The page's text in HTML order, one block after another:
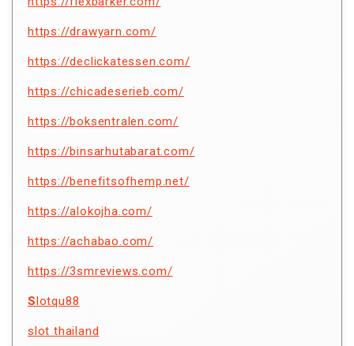
https://drawyarn.com/
https://declickatessen.com/
https://chicadeserieb.com/
https://boksentralen.com/
https://binsarhutabarat.com/
https://benefitsofhemp.net/
https://alokojha.com/
https://achabao.com/
https://3smreviews.com/
Slotqu88
slot thailand